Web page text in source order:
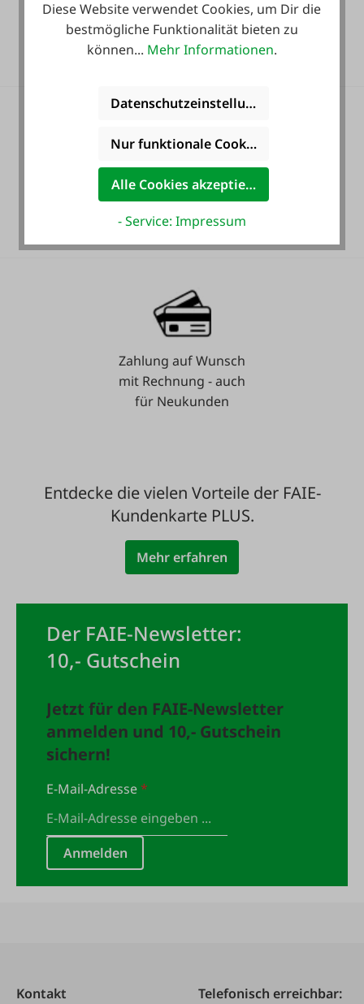
Heute noch Service
inkludiert!
36 Monate
Zahlung auf Wunsch
mit Rechnung - auch
für Neukunden
Entdecke die vielen Vorteile der FAIE-
Kundenkarte PLUS.
Mehr erfahren
Der FAIE-Newsletter:
10,- Gutschein
Jetzt für den FAIE-Newsletter
anmelden und 10,- Gutschein
sichern!
E-Mail-Adresse*
Anmelden
Kontakt Telefonisch erreichbar:
Diese Website verwendet Cookies, um Dir die
bestmögliche Funktionalität bieten zu
können... Mehr Informationen.
Datenschutzeinstellungen
Nur funktionale Cookies akzeptieren
Alle Cookies akzeptieren
- Service: Impressum